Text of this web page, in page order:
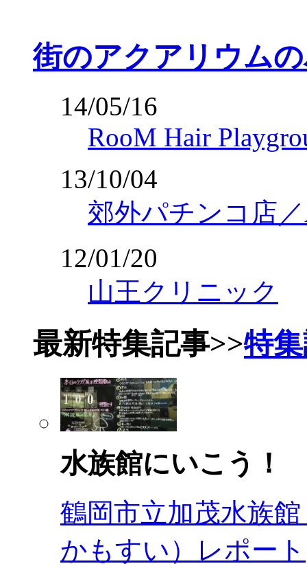
街のアクアリウム
14/05/16
RooM Hair
13/10/04
郊外パチンコ店／
12/01/20
山王クリニック
最新特集記事>>特
水族館にいこう！
鶴岡市立加茂水族
かもすい）レポート